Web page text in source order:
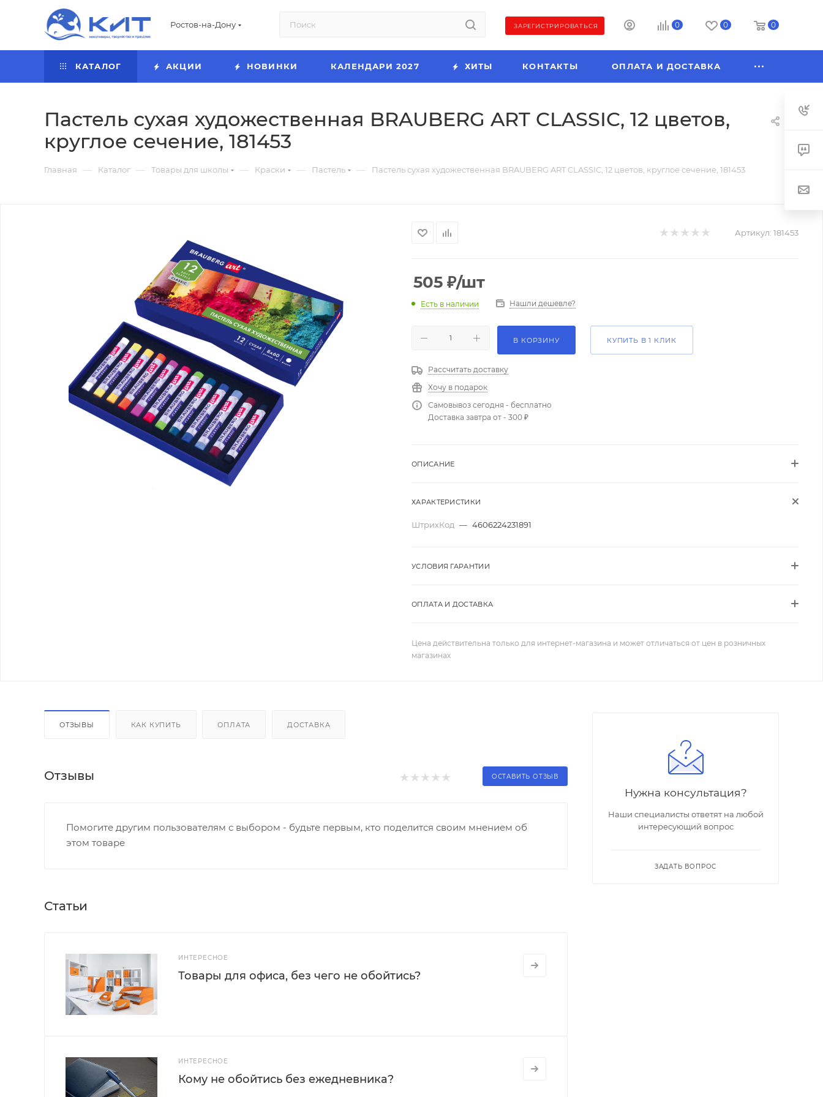
Ростов-на-Дону ЗАРЕГИСТРИРОВАТЬСЯ 0 0 0
КАТАЛОГ АКЦИИ НОВИНКИ КАЛЕНДАРИ 2027 ХИТЫ КОНТАКТЫ ОПЛАТА И ДОСТАВКА
Пастель сухая художественная BRAUBERG ART CLASSIC, 12 цветов,
круглое сечение, 181453
Главная — Каталог — Товары для школы — Краски — Пастель — Пастель сухая художественная BRAUBERG ART CLASSIC, 12 цветов, круглое сечение, 181453
Артикул: 181453
505 ₽/шт
Есть в наличии Нашли дешевле?
В КОРЗИНУ КУПИТЬ В 1 КЛИК
Рассчитать доставку
Хочу в подарок
Самовывоз сегодня - бесплатно
Доставка завтра от - 300 ₽
ОПИСАНИЕ
ХАРАКТЕРИСТИКИ
ШтрихКод — 4606224231891
УСЛОВИЯ ГАРАНТИИ
ОПЛАТА И ДОСТАВКА
Цена действительна только для интернет-магазина и может отличаться от цен в розничных
магазинах
ОТЗЫВЫ КАК КУПИТЬ ОПЛАТА ДОСТАВКА
Отзывы ОСТАВИТЬ ОТЗЫВ
Помогите другим пользователям с выбором - будьте первым, кто поделится своим мнением об
этом товаре
Статьи
ИНТЕРЕСНОЕ
Товары для офиса, без чего не обойтись?
ИНТЕРЕСНОЕ
Кому не обойтись без ежедневника?
Нужна консультация?
Наши специалисты ответят на любой
интересующий вопрос
ЗАДАТЬ ВОПРОС